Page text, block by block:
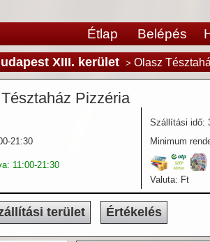
Étlap Belépés
XIII. kerület > Olasz
Pizzéria
21:30
11:00-21:30
Szállítási idő:
Minimum
Valuta: Ft
terület Értékelés